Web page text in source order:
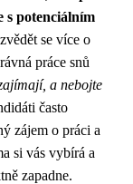
s potenciálním
se více o
práce snů
a nebojte
často
zájem o práci a
si vás vybírá a
zapadne.